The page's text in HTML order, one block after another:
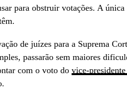
para obstruir votações. A
de juízes para a Suprema
passarão sem maiores
com o voto do vice-